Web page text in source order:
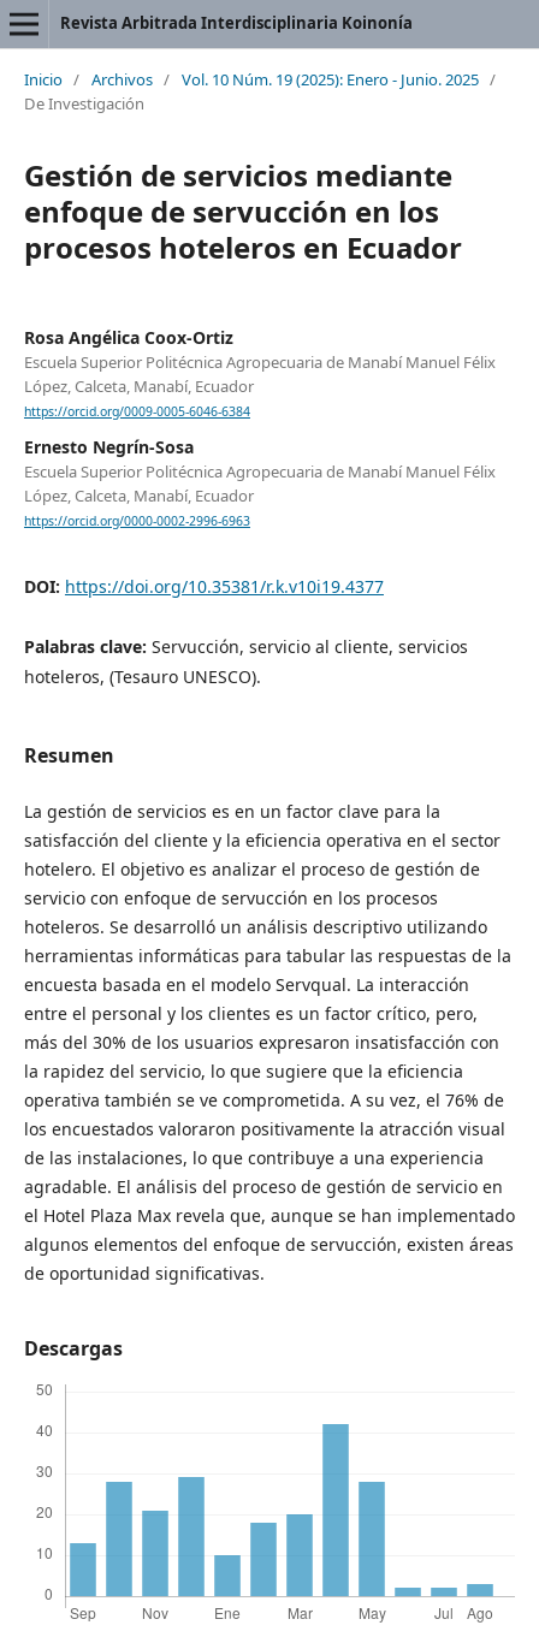
Revista Arbitrada Interdisciplinaria Koinonía
Inicio / Archivos / Vol. 10 Núm. 19 (2025): Enero - Junio. 2025 /
De Investigación
Gestión de servicios mediante
enfoque de servucción en los
procesos hoteleros en Ecuador
Rosa Angélica Coox-Ortiz
Escuela Superior Politécnica Agropecuaria de Manabí Manuel Félix
López, Calceta, Manabí, Ecuador
https://orcid.org/0009-0005-6046-6384
Ernesto Negrín-Sosa
Escuela Superior Politécnica Agropecuaria de Manabí Manuel Félix
López, Calceta, Manabí, Ecuador
https://orcid.org/0000-0002-2996-6963
DOI: https://doi.org/10.35381/r.k.v10i19.4377
Palabras clave: Servucción, servicio al cliente, servicios
hoteleros, (Tesauro UNESCO).
Resumen
La gestión de servicios es en un factor clave para la
satisfacción del cliente y la eficiencia operativa en el sector
hotelero. El objetivo es analizar el proceso de gestión de
servicio con enfoque de servucción en los procesos
hoteleros. Se desarrolló un análisis descriptivo utilizando
herramientas informáticas para tabular las respuestas de la
encuesta basada en el modelo Servqual. La interacción
entre el personal y los clientes es un factor crítico, pero,
más del 30% de los usuarios expresaron insatisfacción con
la rapidez del servicio, lo que sugiere que la eficiencia
operativa también se ve comprometida. A su vez, el 76% de
los encuestados valoraron positivamente la atracción visual
de las instalaciones, lo que contribuye a una experiencia
agradable. El análisis del proceso de gestión de servicio en
el Hotel Plaza Max revela que, aunque se han implementado
algunos elementos del enfoque de servucción, existen áreas
de oportunidad significativas.
Descargas